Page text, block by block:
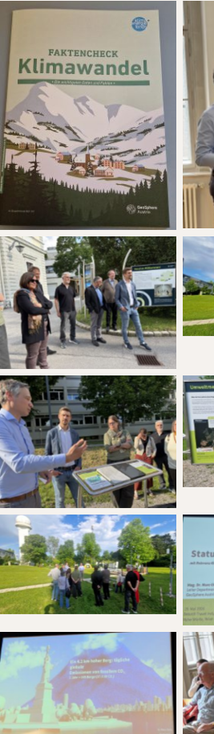
No Caption
No Caption
No Caption
No Caption
No Caption